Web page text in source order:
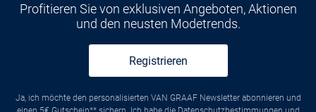
Profitieren Sie von exklusiven Angeboten, Aktionen
und den neusten Modetrends.
Registrieren
Ja, ich möchte den personalisierten VAN GRAAF Newsletter abonnieren und